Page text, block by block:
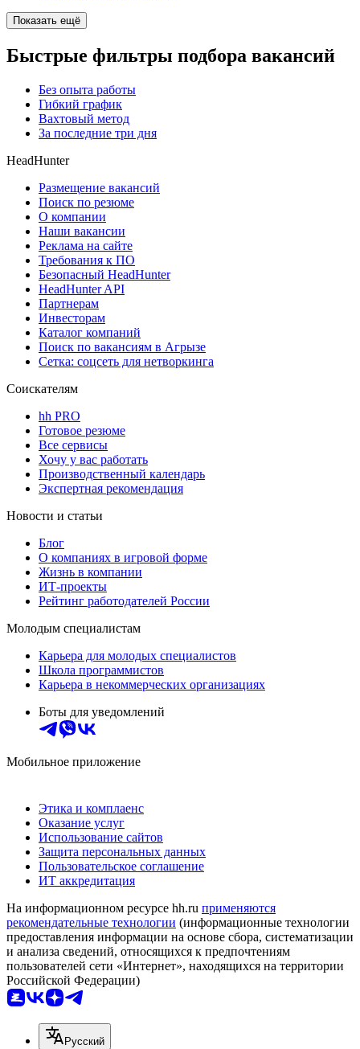
Показать ещё
Быстрые фильтры подбора вакансий
Без опыта работы
Гибкий график
Вахтовый метод
За последние три дня
HeadHunter
Размещение вакансий
Поиск по резюме
О компании
Наши вакансии
Реклама на сайте
Требования к ПО
Безопасный HeadHunter
HeadHunter API
Партнерам
Инвесторам
Каталог компаний
Поиск по вакансиям в Агрызе
Сетка: соцсеть для нетворкинга
Соискателям
hh PRO
Готовое резюме
Все сервисы
Хочу у вас работать
Производственный календарь
Экспертная рекомендация
Новости и статьи
Блог
О компаниях в игровой форме
Жизнь в компании
ИТ-проекты
Рейтинг работодателей России
Молодым специалистам
Карьера для молодых специалистов
Школа программистов
Карьера в некоммерческих организациях
Боты для уведомлений
Мобильное приложение
Этика и комплаенс
Оказание услуг
Использование сайтов
Защита персональных данных
Пользовательское соглашение
ИТ аккредитация
На информационном ресурсе hh.ru применяются
рекомендательные технологии (информационные технологии
предоставления информации на основе сбора, систематизации
и анализа сведений, относящихся к предпочтениям
пользователей сети «Интернет», находящихся на территории
Российской Федерации)
Русский